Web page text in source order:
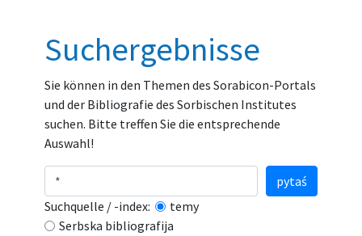
Suchergebnisse
Sie können in den Themen des Sorabicon-Portals
und der Bibliografie des Sorbischen Institutes
suchen. Bitte treffen Sie die entsprechende
Auswahl!
Suchquelle / -index:
temy
Serbska bibliografija
pytaś